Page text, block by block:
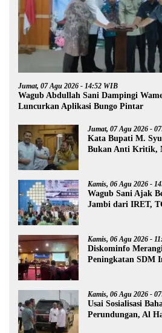
Jumat, 07 Agu 2026 - 14:52 WIB
Wagub Abdullah Sani Dampingi
Luncurkan Aplikasi Bungo Pintar
Jumat, 07 Agu 2026 -
Kata Bupati M.
Bukan Anti Kritik,
Kamis, 06 Agu 2026 -
Wagub Sani Ajak
Jambi dari IRET,
Kamis, 06 Agu 2026 -
Diskominfo
Peningkatan SDM
Kamis, 06 Agu 2026 -
Usai Sosialisasi
Perundungan, Al